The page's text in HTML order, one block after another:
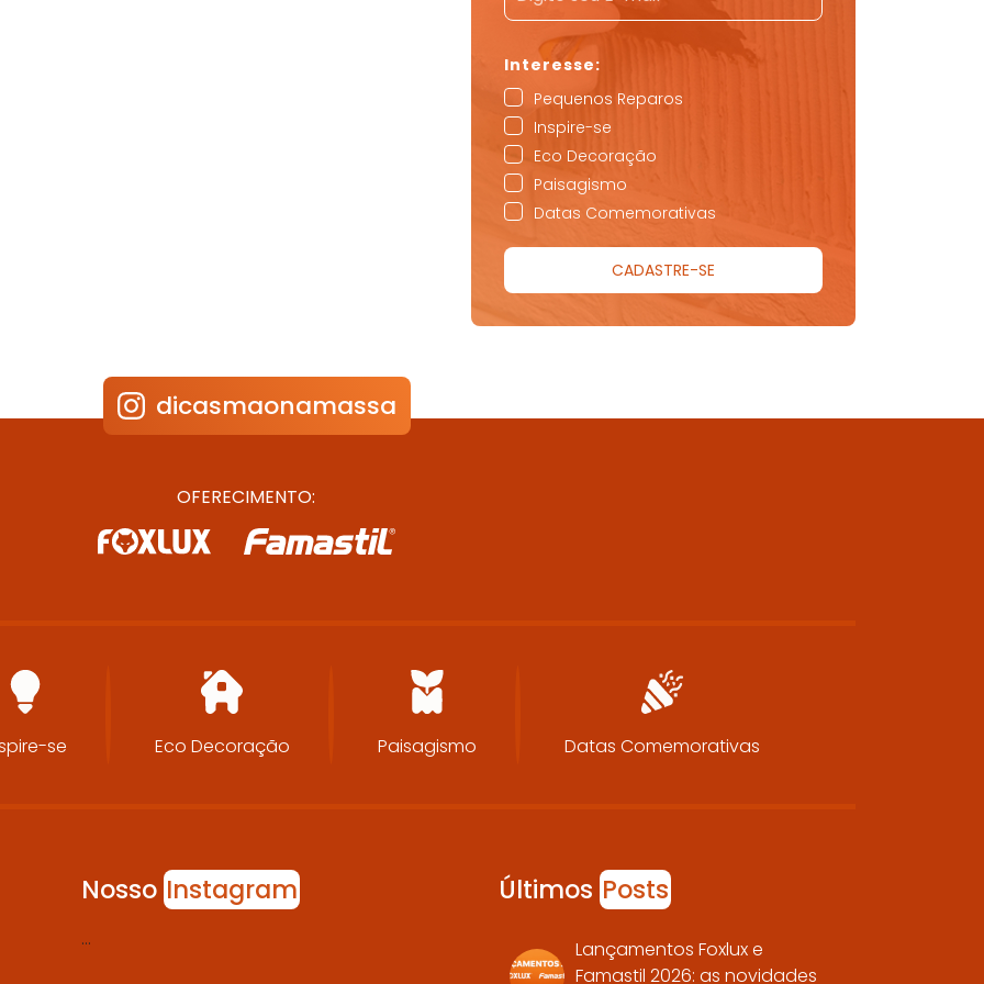
Pequenos Reparos
Inspire-se
Eco Decoração
Paisagismo
Datas Comemorativas
dicasmaonamassa
OFERECIMENTO:
se Eco Decoração Paisagismo Datas Comemorativas
Nosso Instagram
…
Últimos Posts
Lançamentos Foxlux e
Famastil 2026: as novidades